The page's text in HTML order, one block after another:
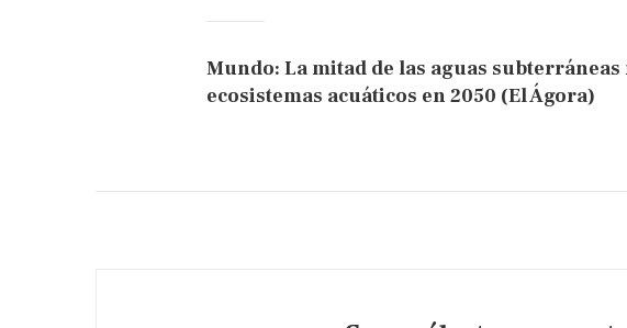
Mundo: La mitad de las aguas
ecosistemas acuáticos en 2050 (El Ágora)